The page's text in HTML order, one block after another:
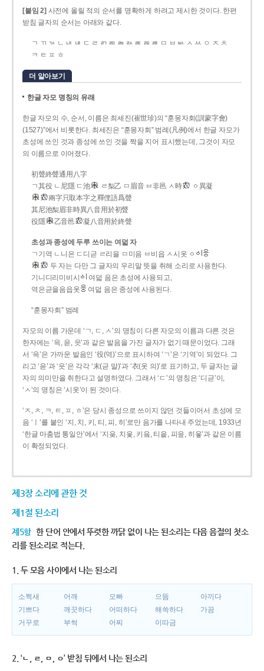
[붙임 2] 사전에 올릴 적의 순서를 명확하게 하려고 제시한 것이다. 한편
받침 글자의 순서는 아래와 같다.
ㄱ ㄲ ㄳ ㄴ ㄵ ㄶ ㄷ ㄹ ㄺ ㄻ ㄼ ㄽ ㄾ ㄿ ㅀ ㅁ ㅂ ㅄ ㅅ ㅆ ㅇ ㅈ ㅊ
ㅋ ㅌ ㅍ ㅎ
더 알아보기
한글 자모 명칭의 유래
한글 자모의 수, 순서, 이름은 최세진(崔世珍)의 “훈몽자회(訓蒙字會)
(1527)”에서 비롯한다. 최세진은 “훈몽자회” 범례(凡例)에서 한글 자모가
초성에 쓰인 것과 종성에 쓰인 것을 짝을 지어 표시했는데, 그것이 자모
의 이름으로 이어졌다.
初聲終聲通用八字
ㄱ其役 ㄴ尼隱 ㄷ池
ㄹ梨乙 ㅁ眉音 ㅂ非邑 ㅅ時
ㆁ異凝
兩字只取本字之釋俚語爲聲
其尼池梨眉非時異八音用於初聲
役隱
乙音邑 凝八音用於終聲
초성과 종성에 두루 쓰이는 여덟 자
ㄱ기역 ㄴ니은 ㄷ디귿 ㄹ리을 ㅁ미음 ㅂ비읍 ㅅ시옷 ㆁ
두 자는 다만 그 글자의 우리말 뜻을 취해 소리로 사용한다.
기니디리미비시
여덟 음은 초성에 사용되고,
역은귿을음읍옷
여덟 음은 종성에 사용된다.
“훈몽자회” 범례
자모의 이름 가운데 ‘ㄱ, ㄷ, ㅅ’의 명칭이 다른 자모의 이름과 다른 것은
한자에는 ‘윽, 읃, 읏’과 같은 발음을 가진 글자가 없기 때문이었다. 그래
서 ‘윽’은 가까운 발음인 ‘役(역)’으로 표시하여 ‘ㄱ’은 ‘기역’이 되었다. 그
리고 ‘읃’과 ‘읏’은 각각 ‘末(귿 말)’과 ‘衣(옷 의)’로 표기하고, 두 글자는 글
자의 의미만을 취한다고 설명하였다. 그래서 ‘ㄷ’의 명칭은 ‘디귿’이,
‘ㅅ’의 명칭은 ‘시옷’이 된 것이다.
‘ㅈ, ㅊ, ㅋ, ㅌ, ㅍ, ㅎ’은 당시 종성으로 쓰이지 않던 것들이어서 초성에 모
음 ‘ㅣ’를 붙인 ‘지, 치, 키, 티, 피, 히’로만 음가를 나타내 주었는데, 1933년
‘한글 마춤법 통일안’에서 ‘지읒, 치읓, 키읔, 티읕, 피읖, 히읗’과 같은 이름
이 확정되었다.
제3장 소리에 관한 것
제1절 된소리
제5항 한 단어 안에서 뚜렷한 까닭 없이 나는 된소리는 다음 음절의 첫소
리를 된소리로 적는다.
1. 두 모음 사이에서 나는 된소리
소쩍새 어깨 오빠 으뜸
아끼다
기쁘다
깨끗하다 어떠하다 해쓱하다
가끔
거꾸로
부썩 어찌 이따금
2. ‘ㄴ, ㄹ, ㅁ, ㅇ’ 받침 뒤에서 나는 된소리